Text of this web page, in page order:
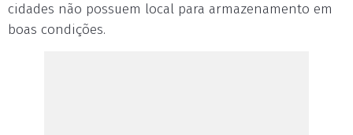
cidades não possuem local para armazenamento em
boas condições.